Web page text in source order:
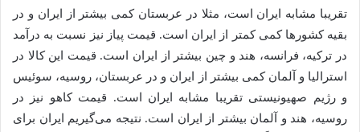
تقریبا مشابه ایران است، مثلا در عربستان کمی بیشتر از ایران و در
بقیه کشورها کمی کمتر از ایران است. قیمت پیاز نیز نسبت به درآمد
در ترکیه، فرانسه، هند و چین بیشتر از ایران است. قیمت این کالا در
استرالیا و آلمان کمی بیشتر از ایران و در عربستان، روسیه، سوئیس
و رژیم صهیونیستی تقریبا مشابه ایران است. قیمت کاهو نیز در
روسیه، هند و آلمان بیشتر از ایران است. نتیجه می‌گیریم ایران برای